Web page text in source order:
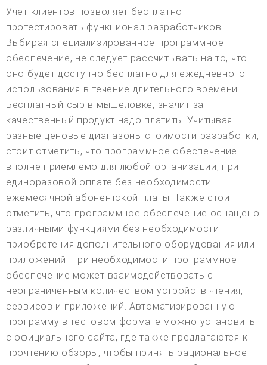
Учет клиентов позволяет бесплатно
протестировать функционал разработчиков.
Выбирая специализированное программное
обеспечение, не следует рассчитывать на то, что
оно будет доступно бесплатно для ежедневного
использования в течение длительного времени.
Бесплатный сыр в мышеловке, значит за
качественный продукт надо платить. Учитывая
разные ценовые диапазоны стоимости разработки,
стоит отметить, что программное обеспечение
вполне приемлемо для любой организации, при
единоразовой оплате без необходимости
ежемесячной абонентской платы. Также стоит
отметить, что программное обеспечение оснащено
различными функциями без необходимости
приобретения дополнительного оборудования или
приложений. При необходимости программное
обеспечение может взаимодействовать с
неограниченным количеством устройств чтения,
сервисов и приложений. Автоматизированную
программу в тестовом формате можно установить
с официального сайта, где также предлагаются к
прочтению обзоры, чтобы принять рациональное